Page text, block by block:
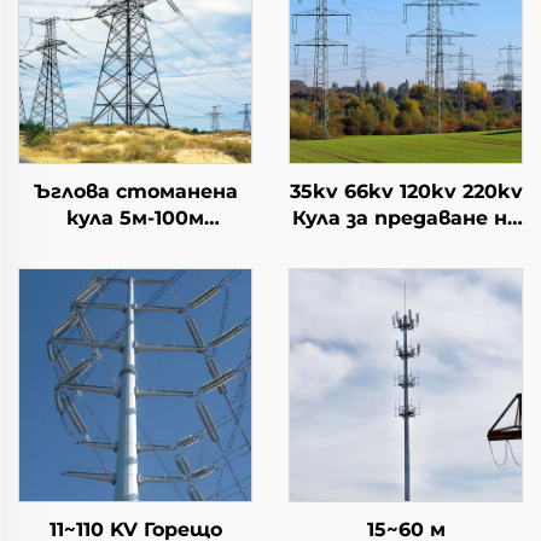
Ъглова стоманена
кула 5м-100м
персонализирана
стоманена
решетъчна кула за
електрическа линия
за предаване
35kv 66kv 120kv 220kv
Кула за предаване на
енергия Решетъчна
кула
11~110 KV Горещо 15~60 м